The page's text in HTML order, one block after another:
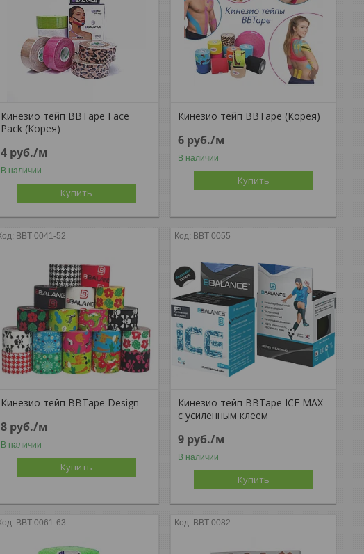
Кинезио тейп BBTape Face
Pack (Корея)
4 руб./м
В наличии
Купить
Кинезио тейп BBTape (Корея)
6 руб./м
В наличии
Купить
BBT 0041-52
Кинезио тейп BBTape Design
8 руб./м
В наличии
Купить
BBT 0055
Кинезио тейп BBTape ICE MAX
c усиленным клеем
9 руб./м
В наличии
Купить
BBT 0061-63 BBT 0082